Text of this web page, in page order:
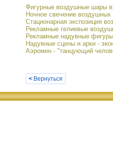
Фигурные воздушные шары
Ночное свечение
Стационарная экспозиция
Рекламные гелиевые
Рекламные надувные
Надувные сцены и арки -
Аэромен - "танцующий
< Вернуться